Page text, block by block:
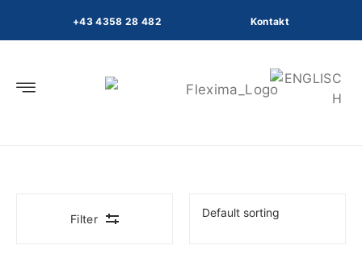
p
+43 4358 28 482 Kontakt
Filter